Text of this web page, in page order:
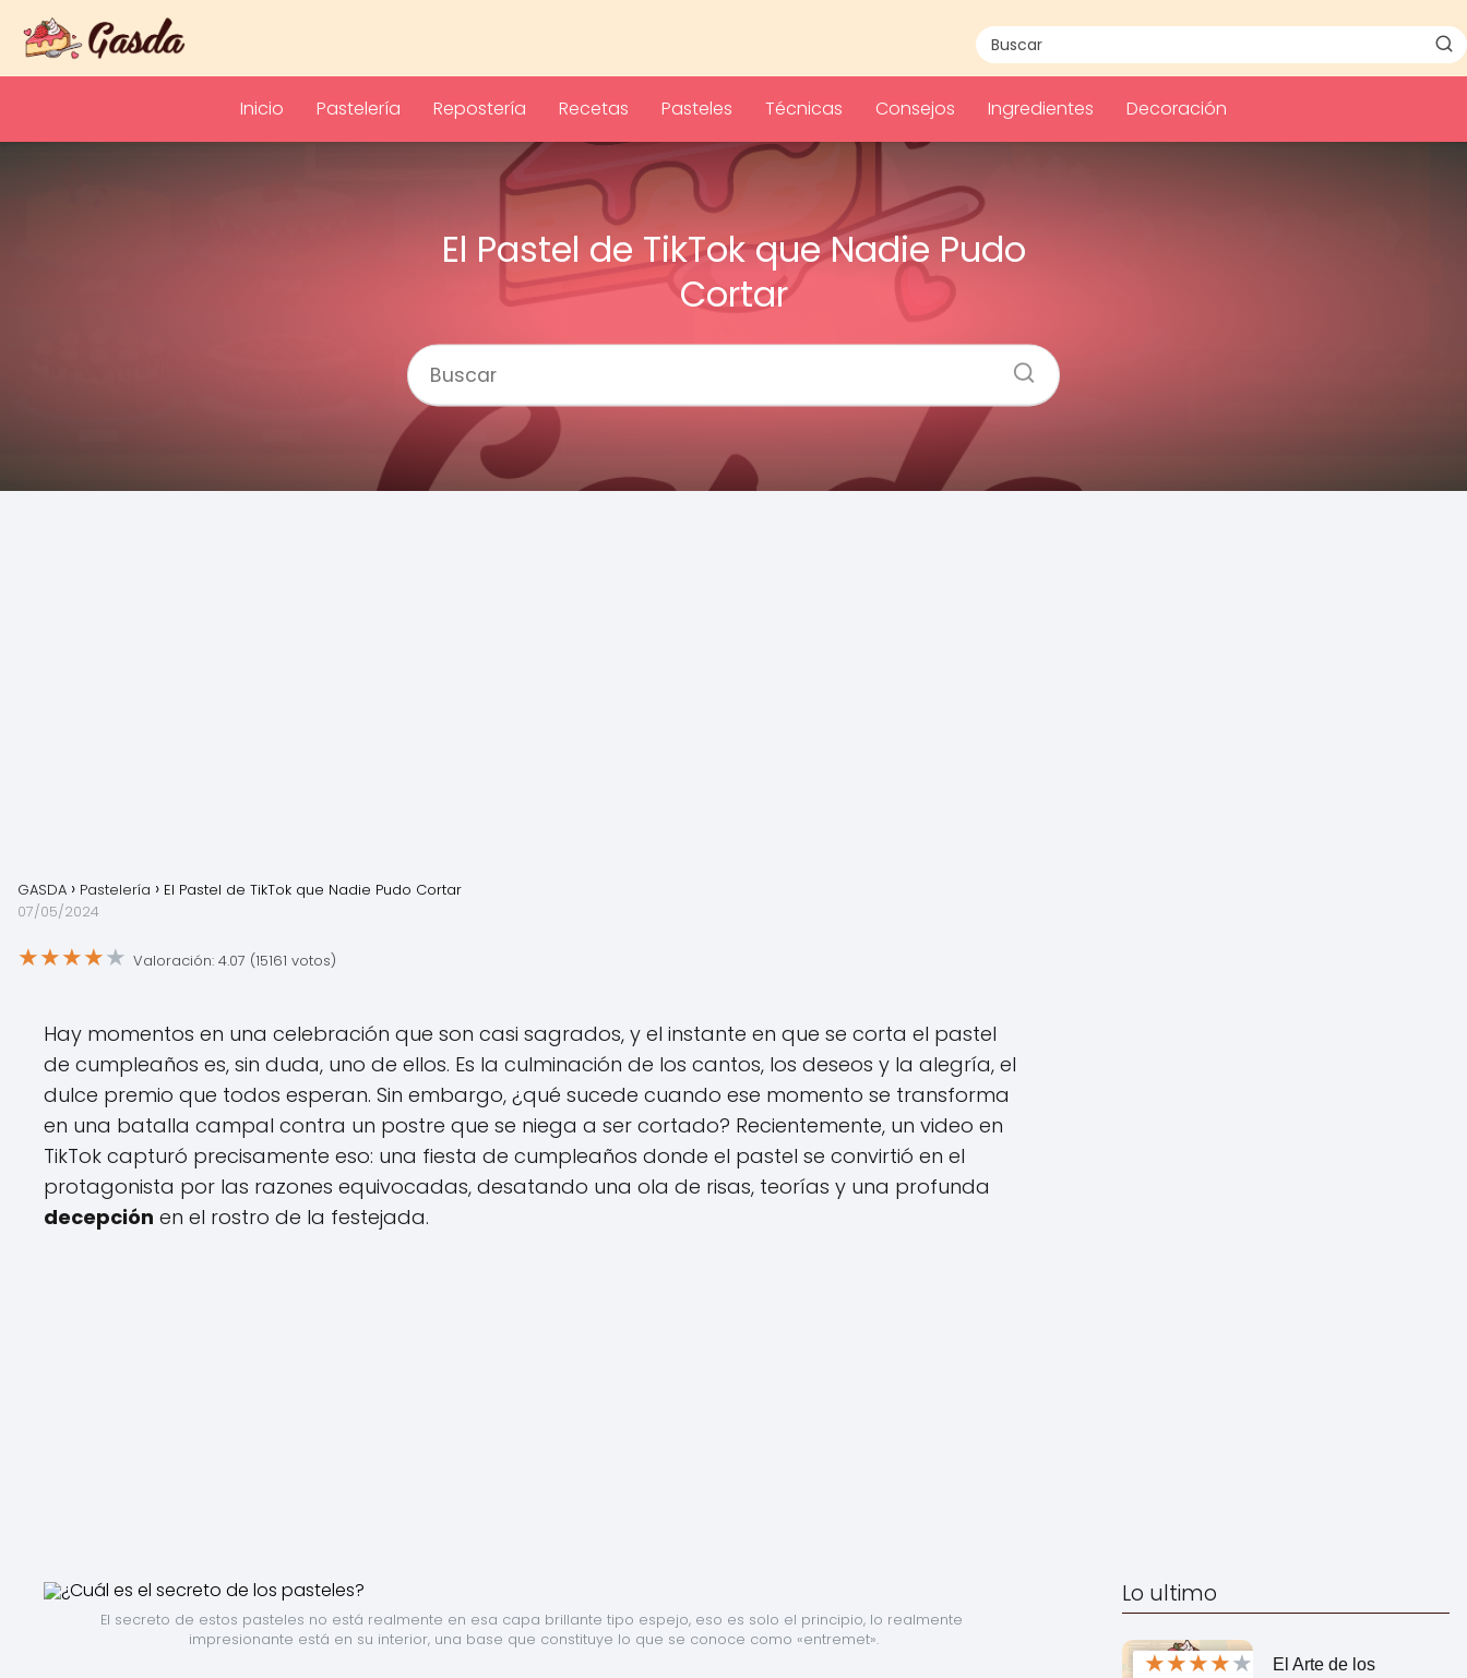
Inicio Pastelería Repostería Recetas Pasteles Técnicas Consejos Ingredientes Decoración
El Pastel de TikTok que Nadie Pudo
Cortar
GASDA Pastelería
El Pastel de TikTok que Nadie Pudo Cortar
07/05/2024
★★★★★ Valoración: 4.07 (15161 votos)
Hay momentos en una celebración que son casi sagrados, y el instante en que se corta el pastel
de cumpleaños es, sin duda, uno de ellos. Es la culminación de los cantos, los deseos y la alegría, el
dulce premio que todos esperan. Sin embargo, ¿qué sucede cuando ese momento se transforma
en una batalla campal contra un postre que se niega a ser cortado? Recientemente, un video en
TikTok capturó precisamente eso: una fiesta de cumpleaños donde el pastel se convirtió en el
protagonista por las razones equivocadas, desatando una ola de risas, teorías y una profunda
decepción en el rostro de la festejada.
El secreto de estos pasteles no está realmente en esa capa brillante tipo espejo, eso es solo el principio, lo realmente
impresionante está en su interior, una base que constituye lo que se conoce como «entremet».
Lo ultimo
★★★★★
El Arte de los